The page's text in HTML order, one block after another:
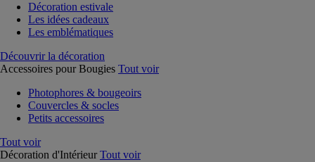
Décoration estivale
Les idées cadeaux
Les emblématiques
Découvrir la décoration
Accessoires pour Bougies Tout voir
Photophores & bougeoirs
Couvercles & socles
Petits accessoires
Tout voir
Décoration d'Intérieur Tout voir